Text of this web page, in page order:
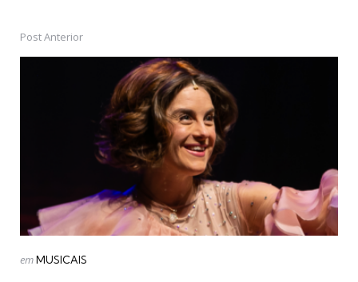
PostPost Anterior
Postado
emMUSICAIS